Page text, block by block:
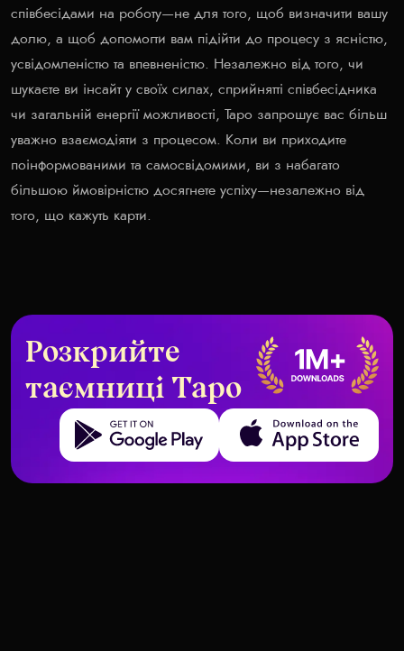
співбесідами на роботу—не для того, щоб визначити вашу
долю, а щоб допомогти вам підійти до процесу з ясністю,
усвідомленістю та впевненістю. Незалежно від того, чи
шукаєте ви інсайт у своїх силах, сприйнятті співбесідника
чи загальній енергії можливості, Таро запрошує вас більш
уважно взаємодіяти з процесом. Коли ви приходите
поінформованими та самосвідомими, ви з набагато
більшою ймовірністю досягнете успіху—незалежно від
того, що кажуть карти.
Розкрийте
таємниці Таро
Get it on Google Play Download on the App Store